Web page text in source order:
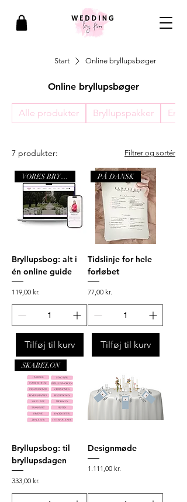
Start Online bryllupsbøger
Online bryllupsbøger
Alle produkter Bryllupspakker
7 produkter: Filtrer og sortér
VORES BRYLLUP
Bryllupsbog: alt i
én online guide
Pris
119,00 kr.
Tilføj til kurv
PÅ DANSK
Tidslinje for hele
forløbet
Pris
77,00 kr.
Tilføj til kurv
SKABELON
Bryllupsbog: til
bryllupsdagen
Pris
333,00 kr.
Designmøde
Pris
1.111,00 kr.